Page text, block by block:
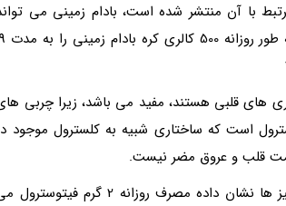
با آن منتشر شده است، بادام زمینی می
باعث افزایش سوخت و ساز بدن گردد.
های قلبی هستند، مفید می باشد، زیرا چربی
است که ساختاری شبیه به کلسترول موجود
قلب و عروق مضر نیست.
ضمناً، هر 32 گرم کره بادام زمینی حدود 50 میلی گرم فیتوسترول دارد و آنالیز ها نشان داده مصرف روزانه 2 گرم